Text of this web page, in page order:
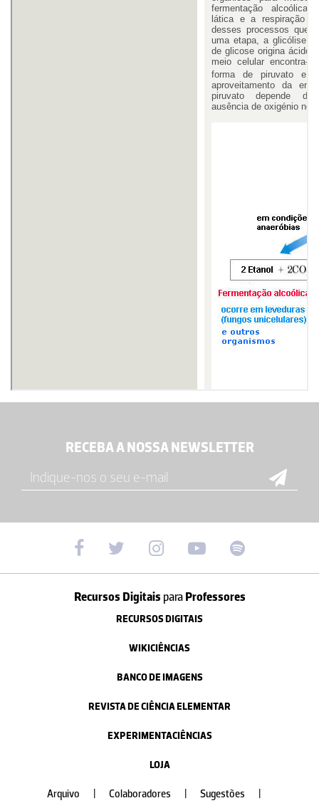
RECEBA A NOSSA NEWSLETTER
Recursos Digitais paraProfessores
RECURSOS DIGITAIS
WIKICIÊNCIAS
BANCO DE IMAGENS
REVISTA DE CIÊNCIA ELEMENTAR
EXPERIMENTACIÊNCIAS
LOJA
Arquivo Colaboradores Sugestões